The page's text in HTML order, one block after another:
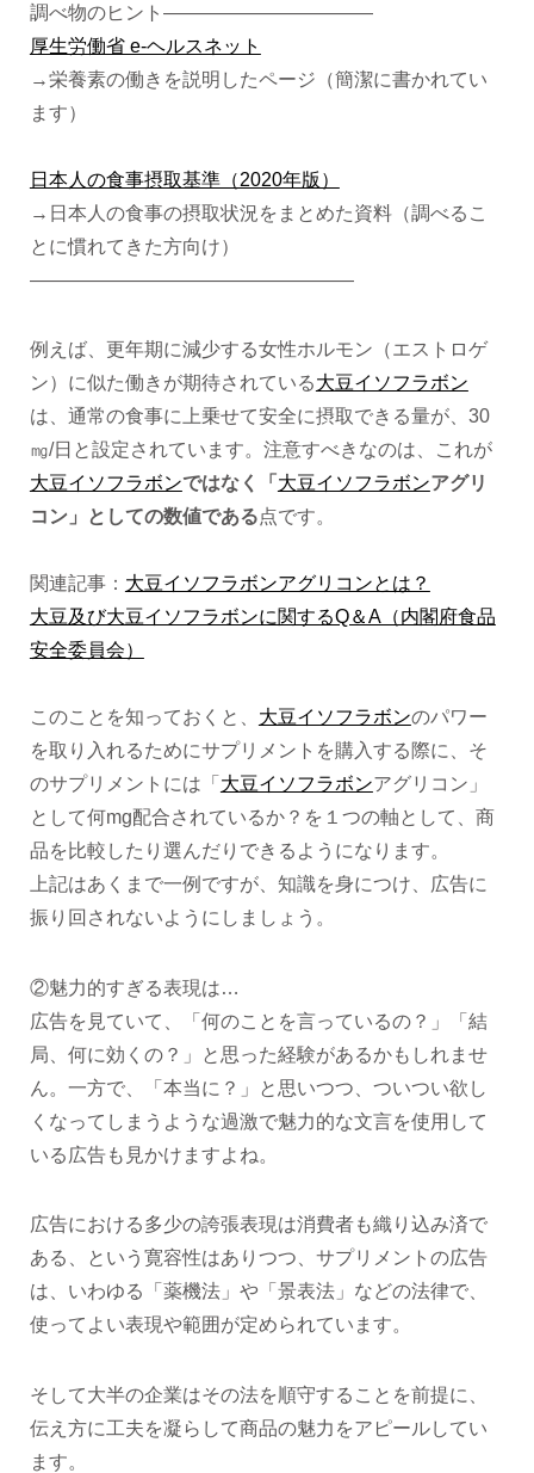
調べ物のヒント———————————
厚生労働省 e-ヘルスネット
→栄養素の働きを説明したページ（簡潔に書かれてい
ます）
日本人の食事摂取基準（2020年版）
→日本人の食事の摂取状況をまとめた資料（調べるこ
とに慣れてきた方向け）
—————————————————
例えば、更年期に減少する女性ホルモン（エストロゲ
ン）に似た働きが期待されている大豆イソフラボン
は、通常の食事に上乗せて安全に摂取できる量が、30
㎎/日と設定されています。注意すべきなのは、これが
大豆イソフラボンではなく「 大豆イソフラボンアグリ
コン」としての数値である点です。
関連記事： 大豆イソフラボンアグリコンとは？
大豆及び大豆イソフラボンに関するQ＆A（内閣府食品
安全委員会）
このことを知っておくと、 大豆イソフラボンのパワー
を取り入れるためにサプリメントを購入する際に、そ
のサプリメントには「 大豆イソフラボンアグリコン」
として何mg配合されているか？を１つの軸として、商
品を比較したり選んだりできるようになります。
上記はあくまで一例ですが、知識を身につけ、広告に
振り回されないようにしましょう。
②魅力的すぎる表現は…
広告を見ていて、「何のことを言っているの？」「結
局、何に効くの？」と思った経験があるかもしれませ
ん。一方で、「本当に？」と思いつつ、ついつい欲し
くなってしまうような過激で魅力的な文言を使用して
いる広告も見かけますよね。
広告における多少の誇張表現は消費者も織り込み済で
ある、という寛容性はありつつ、サプリメントの広告
は、いわゆる「薬機法」や「景表法」などの法律で、
使ってよい表現や範囲が定められています。
そして大半の企業はその法を順守することを前提に、
伝え方に工夫を凝らして商品の魅力をアピールしてい
ます。